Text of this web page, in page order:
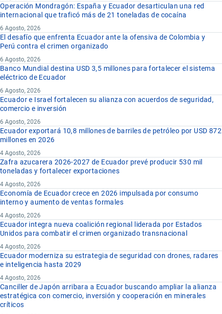
Operación Mondragón: España y Ecuador desarticulan una red
internacional que traficó más de 21 toneladas de cocaína
6 Agosto, 2026
El desafío que enfrenta Ecuador ante la ofensiva de Colombia y
Perú contra el crimen organizado
6 Agosto, 2026
Banco Mundial destina USD 3,5 millones para fortalecer el sistema
eléctrico de Ecuador
6 Agosto, 2026
Ecuador e Israel fortalecen su alianza con acuerdos de seguridad,
comercio e inversión
6 Agosto, 2026
Ecuador exportará 10,8 millones de barriles de petróleo por USD 872
millones en 2026
4 Agosto, 2026
Zafra azucarera 2026-2027 de Ecuador prevé producir 530 mil
toneladas y fortalecer exportaciones
4 Agosto, 2026
Economía de Ecuador crece en 2026 impulsada por consumo
interno y aumento de ventas formales
4 Agosto, 2026
Ecuador integra nueva coalición regional liderada por Estados
Unidos para combatir el crimen organizado transnacional
4 Agosto, 2026
Ecuador moderniza su estrategia de seguridad con drones, radares
e inteligencia hasta 2029
4 Agosto, 2026
Canciller de Japón arribara a Ecuador buscando ampliar la alianza
estratégica con comercio, inversión y cooperación en minerales
críticos